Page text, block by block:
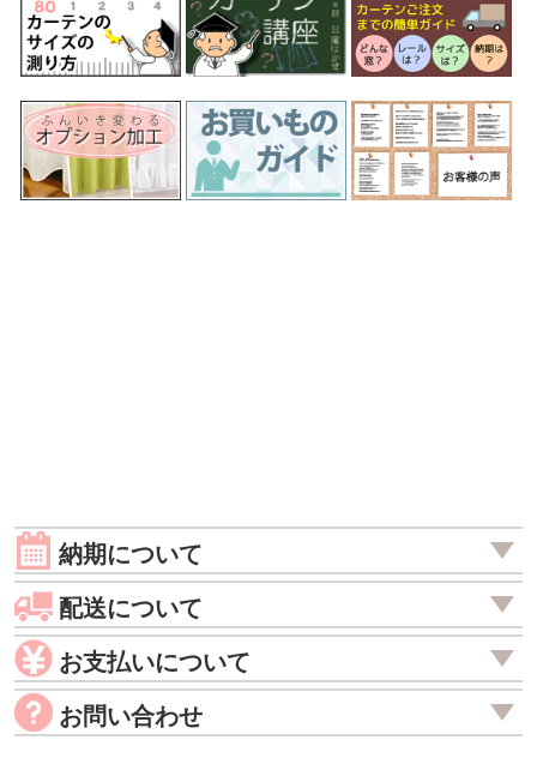
納期について
配送について
お支払いについて
お問い合わせ